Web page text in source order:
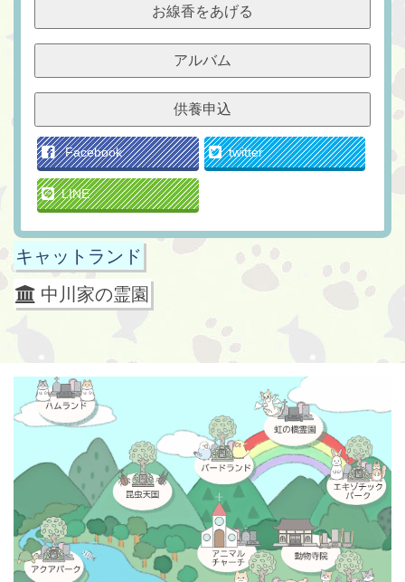
お線香をあげる
アルバム
供養申込
Facebook twitter
LINE
キャットランド
中川家の霊園